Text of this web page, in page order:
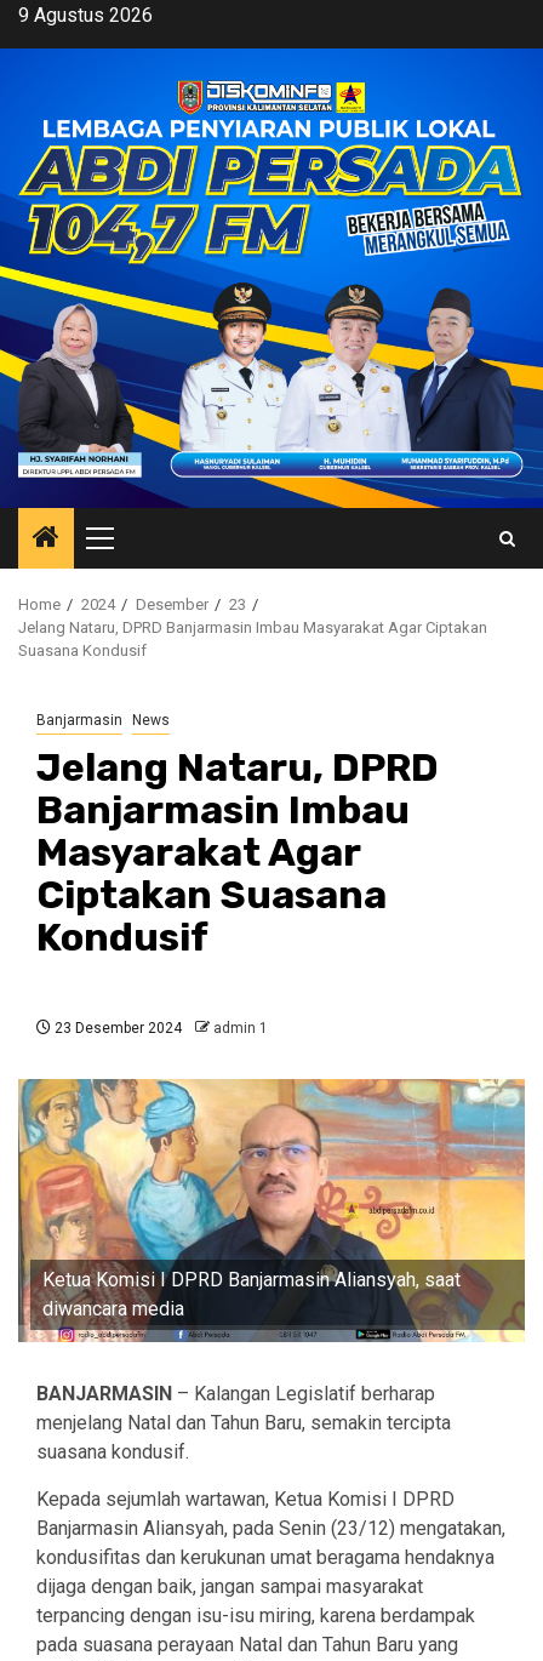
Skip9 Agustus 2026
Primary
Menu
Home 2024 Desember
23
Jelang Nataru, DPRD Banjarmasin Imbau Masyarakat Agar Ciptakan
Suasana Kondusif
Banjarmasin News
Jelang Nataru, DPRD
Banjarmasin Imbau
Masyarakat Agar
Ciptakan Suasana
Kondusif
23 Desember 2024 admin 1
Ketua Komisi I DPRD Banjarmasin Aliansyah, saat
diwancara media
BANJARMASIN – Kalangan Legislatif berharap
menjelang Natal dan Tahun Baru, semakin tercipta
suasana kondusif.
Kepada sejumlah wartawan, Ketua Komisi I DPRD
Banjarmasin Aliansyah, pada Senin (23/12) mengatakan,
kondusifitas dan kerukunan umat beragama hendaknya
dijaga dengan baik, jangan sampai masyarakat
terpancing dengan isu-isu miring, karena berdampak
pada suasana perayaan Natal dan Tahun Baru yang